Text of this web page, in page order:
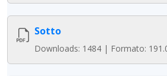
Sotto
Downloads: 1484 | Formato: